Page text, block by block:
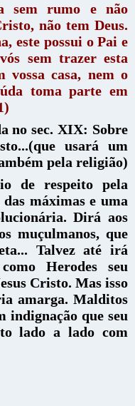
sem rumo e não
não tem Deus.
este possui o Pai e
sem trazer esta
vossa casa, nem o
toma parte em
no sec. XIX: Sobre
usará um
pela religião)
de respeito pela
máximas e uma
Dirá aos
muçulmanos, que
Talvez até irá
Herodes seu
Cristo. Mas isso
amarga. Malditos
indignação que seu
lado a lado com